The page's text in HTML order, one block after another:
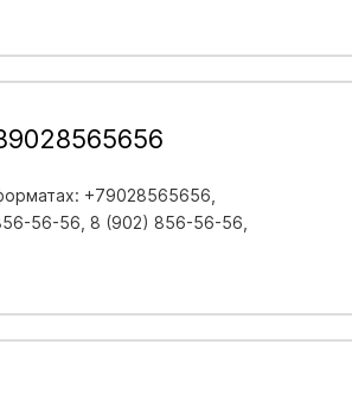
+79028565656,
56-56, 8 (902) 856-56-56,